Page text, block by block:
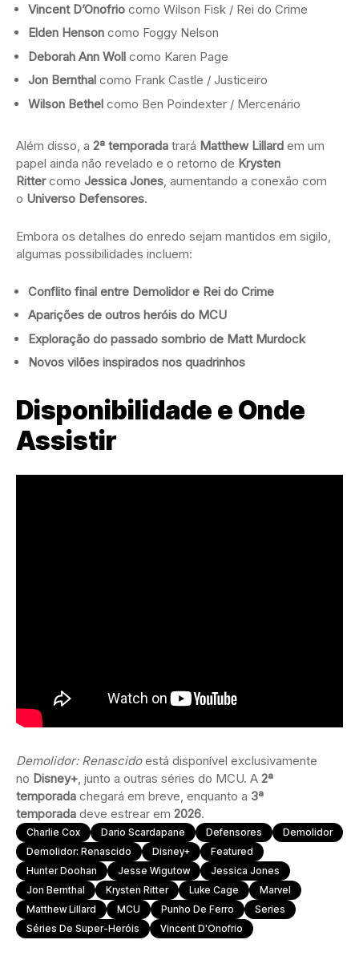
Vincent D’Onofrio como Wilson Fisk / Rei do Crime
Elden Henson como Foggy Nelson
Deborah Ann Woll como Karen Page
Jon Bernthal como Frank Castle / Justiceiro
Wilson Bethel como Ben Poindexter / Mercenário
Além disso, a 2ª temporada trará Matthew Lillard em um
papel ainda não revelado e o retorno de Krysten
Rittercomo Jessica Jones, aumentando a conexão com
o Universo Defensores.
Embora os detalhes do enredo sejam mantidos em sigilo,
algumas possibilidades incluem:
Conflito final entre Demolidor e Rei do Crime
Aparições de outros heróis do MCU
Exploração do passado sombrio de Matt Murdock
Novos vilões inspirados nos quadrinhos
Disponibilidade e Onde
Assistir
Demolidor: Renascidoestá disponível exclusivamente
no Disney+, junto a outras séries do MCU. A 2ª
temporada chegará em breve, enquanto a 3ª
temporada deve estrear em 2026.
Charlie Cox Dario Scardapane Defensores
Demolidor
Demolidor: Renascido
Disney+
Featured
Hunter Doohan
Jesse Wigutow
Jessica Jones
Jon Bernthal
Krysten Ritter Luke Cage
Marvel
Matthew Lillard
MCU Punho De Ferro
Series
Séries De Super-Heróis
Vincent D'Onofrio